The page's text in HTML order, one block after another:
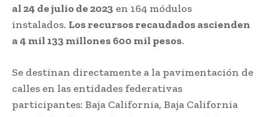
al 24 de julio de 2023 en 164 módulos
instalados. Los recursos recaudados ascienden
a 4 mil 133 millones 600 mil pesos.
Se destinan directamente a la pavimentación de
calles en las entidades federativas
participantes: Baja California, Baja California